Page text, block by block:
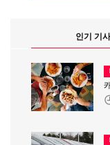
인기 기사